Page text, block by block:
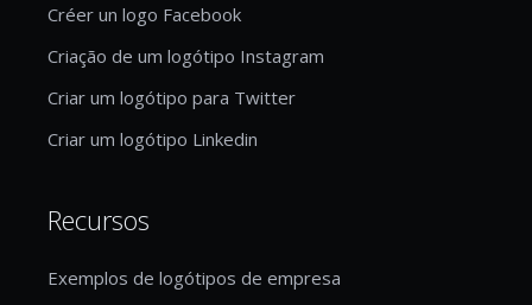
Créer un logo Facebook
Criação de um logótipo Instagram
Criar um logótipo para Twitter
Criar um logótipo Linkedin
Recursos
Exemplos de logótipos de empresa